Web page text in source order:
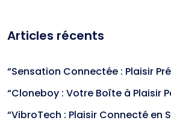
Articles récents
“Sensation Connectée : Plaisir
“Cloneboy : Votre Boîte à Plaisir
“VibroTech : Plaisir Connecté en